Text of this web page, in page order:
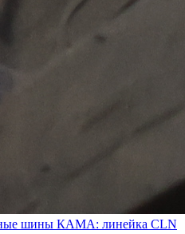
шины КАМА: линейка CLN